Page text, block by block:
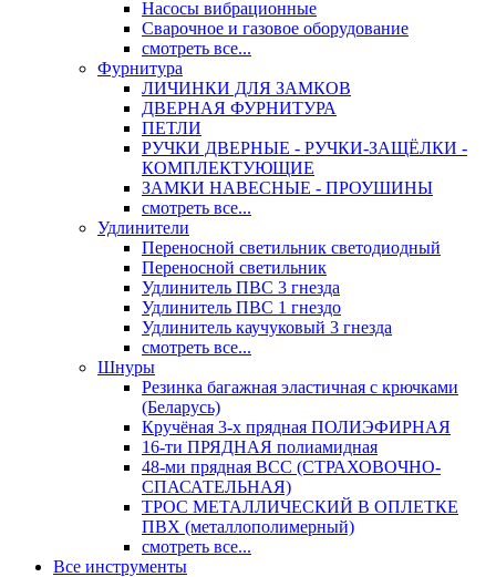
Насосы вибрационные
Сварочное и газовое оборудование
смотреть все...
Фурнитура
ЛИЧИНКИ ДЛЯ ЗАМКОВ
ДВЕРНАЯ ФУРНИТУРА
ПЕТЛИ
РУЧКИ ДВЕРНЫЕ - РУЧКИ-ЗАЩЁЛКИ -
КОМПЛЕКТУЮЩИЕ
ЗАМКИ НАВЕСНЫЕ - ПРОУШИНЫ
смотреть все...
Удлинители
Переносной светильник светодиодный
Переносной светильник
Удлинитель ПВС 3 гнезда
Удлинитель ПВС 1 гнездо
Удлинитель каучуковый 3 гнезда
смотреть все...
Шнуры
Резинка багажная эластичная с крючками
(Беларусь)
Кручёная 3-х прядная ПОЛИЭФИРНАЯ
16-ти ПРЯДНАЯ полиамидная
48-ми прядная ВСС (СТРАХОВОЧНО-
СПАСАТЕЛЬНАЯ)
ТРОС МЕТАЛЛИЧЕСКИЙ В ОПЛЕТКЕ
ПВХ (металлополимерный)
смотреть все...
Все инструменты